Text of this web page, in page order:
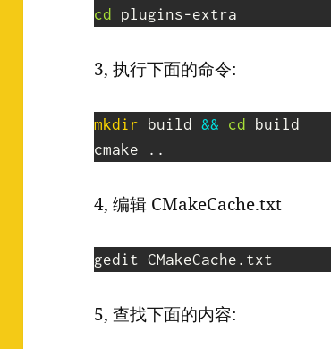
cd
plugins-extra
3, 执行下面的命令:
mkdir build && cd
build
cmake
..
4, 编辑 CMakeCache.txt
gedit CMakeCache.txt
5, 查找下面的内容: